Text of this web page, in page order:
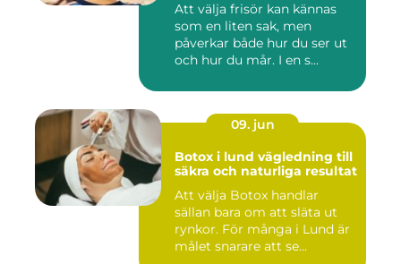
Att välja frisör kan kännas
som en liten sak, men
påverkar både hur du ser ut
och hur du mår. I en s...
09. jun
Botox i lund vägledning till
säkra och naturliga resultat
Att välja Botox handlar
sällan bara om att släta ut
rynkor. För många i Lund är
målet snarare att se...